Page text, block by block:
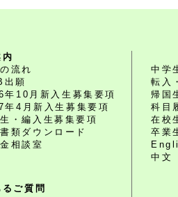
流れ
出願
年10月新入生募集要項
年4月新入生募集要項
・編入生募集要項
類ダウンロード
相談室
ご質問
中学
転入
帰国
科目
在校
卒業
中文